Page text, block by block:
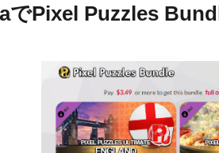
でPixel Puzzles